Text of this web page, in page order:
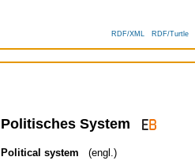
RDF/XML RDF/Turtle
Politisches System
Political system
(engl.)